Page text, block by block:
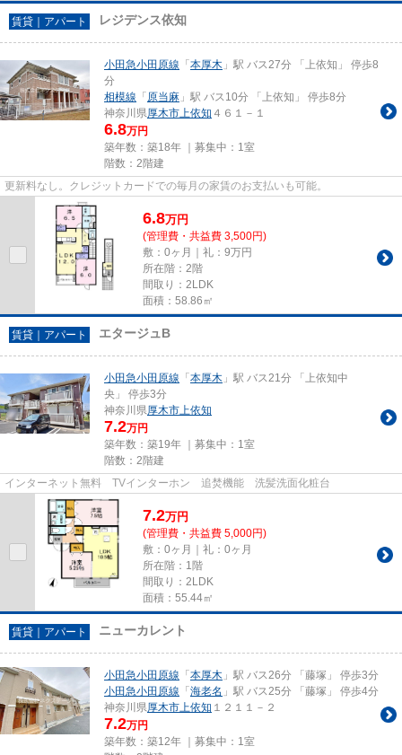
賃貸｜アパート レジデンス依知
小田急小田原線 「本厚木 」駅 バス27分 「上依知」 停歩8
分
相模線 「原当麻 」駅 バス10分 「上依知」 停歩8分
神奈川県厚木市上依知 ４６１－１
6.8万円
築年数：築18年 ｜募集中： 1室
階数：2階建
更新料なし。クレジットカードでの毎月の家賃のお支払いも可能。
6.8万円
(管理費・共益費 3,500円)
敷：0ヶ月｜礼：9万円
所在階：2階
間取り：2LDK
面積：58.86㎡
賃貸｜アパート エタージュB
小田急小田原線 「本厚木 」駅 バス21分 「上依知中
央」 停歩3分
神奈川県厚木市上依知
7.2万円
築年数：築19年 ｜募集中： 1室
階数：2階建
インターネット無料 TVインターホン 追焚機能 洗髪洗面化粧台
7.2万円
(管理費・共益費 5,000円)
敷：0ヶ月｜礼：0ヶ月
所在階：1階
間取り：2LDK
面積：55.44㎡
賃貸｜アパート ニューカレント
小田急小田原線 「本厚木 」駅 バス26分 「藤塚」 停歩3分
小田急小田原線 「海老名 」駅 バス25分 「藤塚」 停歩4分
神奈川県厚木市上依知 １２１１－２
7.2万円
築年数：築12年 ｜募集中： 1室